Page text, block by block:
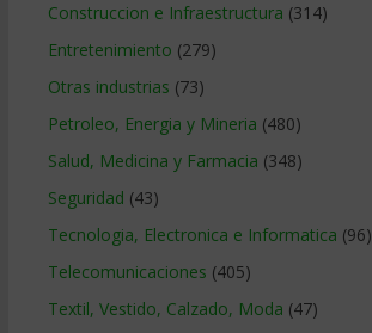
Construccion e Infraestructura (314)
Entretenimiento (279)
Otras industrias (73)
Petroleo, Energia y Mineria (480)
Salud, Medicina y Farmacia (348)
Seguridad (43)
Tecnologia, Electronica e Informatica (96)
Telecomunicaciones (405)
Textil, Vestido, Calzado, Moda (47)